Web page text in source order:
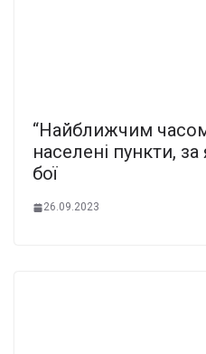
“Найближчим
населені пункти,
бої
26.09.2023